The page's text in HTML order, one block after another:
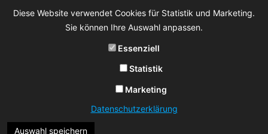
Diese Website verwendet Cookies für Statistik und Marketing.
Sie können Ihre Auswahl anpassen.
Essenziell
Statistik
Marketing
Datenschutzerklärung
Auswahl speichern